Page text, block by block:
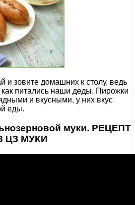
и зовите домашних к столу, ведь
как питались наши деды. Пирожки
и вкусными, у них вкус
еды.
муки. РЕЦЕПТ
ЦЗ МУКИ